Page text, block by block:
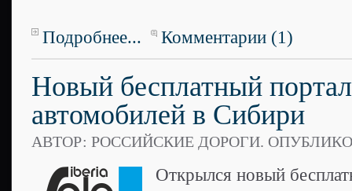
Подробнее... Комментарии (1)
Новый бесплатный
автомобилей в Сибири
АВТОР: РОССИЙСКИЕ ДОРОГИ.
Открылся новый